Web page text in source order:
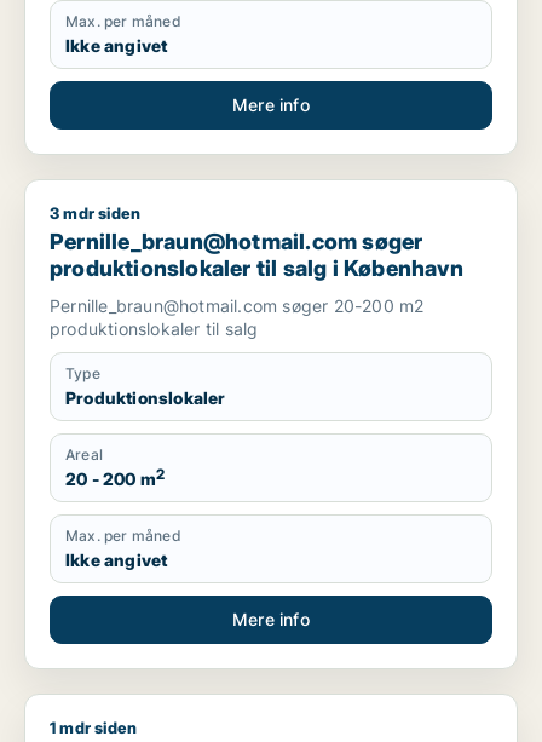
Max. per måned
Ikke angivet
Mere info
Pernille_braun@hotmail.com søger produktionslokaler til
3 mdr siden
Pernille_braun@hotmail.com søger
produktionslokaler til salg i København
Pernille_braun@hotmail.com søger 20-200 m2
produktionslokaler til salg
Type
Produktionslokaler
Areal
20 - 200 m2
Max. per måned
Ikke angivet
Mere info
Lars søger lager, værksted eller garage til leje i
1 mdr siden